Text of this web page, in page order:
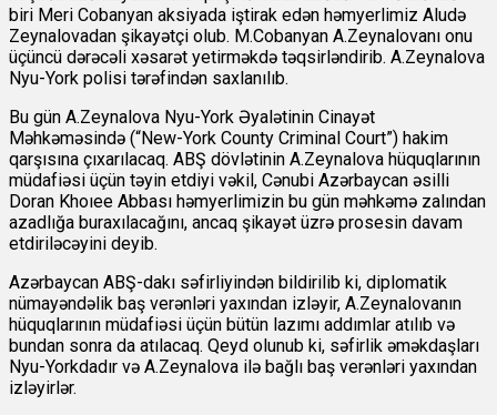
biri Meri Cobanyan aksiyada iştirak edən həmyerlimiz Aludə
Zeynalovadan şikayətçi olub. M.Cobanyan A.Zeynalovanı onu
üçüncü dərəcəli xəsarət yetirməkdə təqsirləndirib. A.Zeynalova
Nyu-York polisi tərəfindən saxlanılıb.
Bu gün A.Zeynalova Nyu-York Əyalətinin Cinayət
Məhkəməsində (“New-York County Criminal Court”) hakim
qarşısına çıxarılacaq. ABŞ dövlətinin A.Zeynalova hüquqlarının
müdafiəsi üçün təyin etdiyi vəkil, Cənubi Azərbaycan əsilli
Doran Khoıee Abbası həmyerlimizin bu gün məhkəmə zalından
azadlığa buraxılacağını, ancaq şikayət üzrə prosesin davam
etdiriləcəyini deyib.
Azərbaycan ABŞ-dakı səfirliyindən bildirilib ki, diplomatik
nümayəndəlik baş verənləri yaxından izləyir, A.Zeynalovanın
hüquqlarının müdafiəsi üçün bütün lazımı addımlar atılıb və
bundan sonra da atılacaq. Qeyd olunub ki, səfirlik əməkdaşları
Nyu-Yorkdadır və A.Zeynalova ilə bağlı baş verənləri yaxından
izləyirlər.